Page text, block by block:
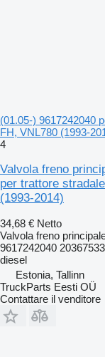
(01.05-) 9617242040
FH, VNL780 (1993-
4
Valvola freno
per trattore
(1993-2014)
34,68 € Netto
Valvola freno
9617242040
diesel
Estonia, Tallinn
TruckParts Eesti OÜ
Contattare il venditore